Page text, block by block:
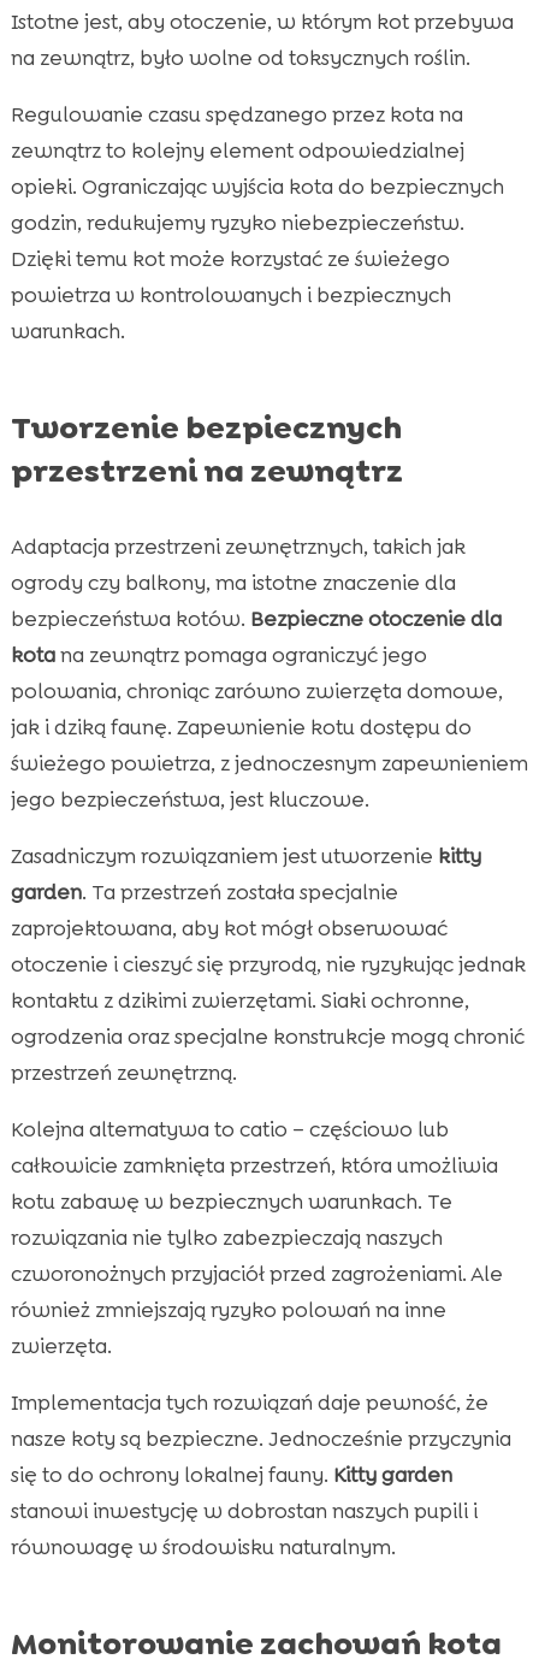
Istotne jest, aby otoczenie, w którym kot przebywa
na zewnątrz, było wolne od toksycznych roślin.
Regulowanie czasu spędzanego przez kota na
zewnątrz to kolejny element odpowiedzialnej
opieki. Ograniczając wyjścia kota do bezpiecznych
godzin, redukujemy ryzyko niebezpieczeństw.
Dzięki temu kot może korzystać ze świeżego
powietrza w kontrolowanych i bezpiecznych
warunkach.
Tworzenie bezpiecznych
przestrzeni na zewnątrz
Adaptacja przestrzeni zewnętrznych, takich jak
ogrody czy balkony, ma istotne znaczenie dla
bezpieczeństwa kotów. Bezpieczne otoczenie dla
kotana zewnątrz pomaga ograniczyć jego
polowania, chroniąc zarówno zwierzęta domowe,
jak i dziką faunę. Zapewnienie kotu dostępu do
świeżego powietrza, z jednoczesnym zapewnieniem
jego bezpieczeństwa, jest kluczowe.
Zasadniczym rozwiązaniem jest utworzenie kitty
garden. Ta przestrzeń została specjalnie
zaprojektowana, aby kot mógł obserwować
otoczenie i cieszyć się przyrodą, nie ryzykując jednak
kontaktu z dzikimi zwierzętami. Siaki ochronne,
ogrodzenia oraz specjalne konstrukcje mogą chronić
przestrzeń zewnętrzną.
Kolejna alternatywa to catio – częściowo lub
całkowicie zamknięta przestrzeń, która umożliwia
kotu zabawę w bezpiecznych warunkach. Te
rozwiązania nie tylko zabezpieczają naszych
czworonożnych przyjaciół przed zagrożeniami. Ale
również zmniejszają ryzyko polowań na inne
zwierzęta.
Implementacja tych rozwiązań daje pewność, że
nasze koty są bezpieczne. Jednocześnie przyczynia
się to do ochrony lokalnej fauny. Kitty garden
stanowi inwestycję w dobrostan naszych pupili i
równowagę w środowisku naturalnym.
Monitorowanie zachowań kota